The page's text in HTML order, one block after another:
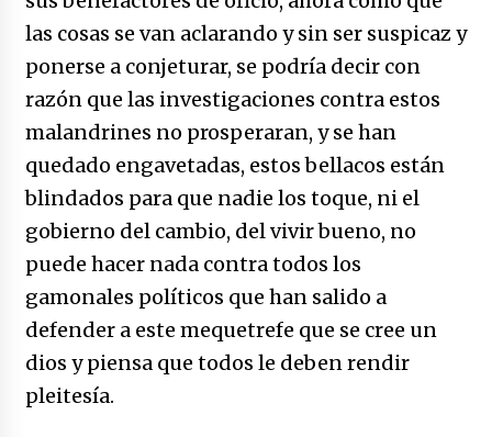
las cosas se van aclarando y sin ser suspicaz y
ponerse a conjeturar, se podría decir con
razón que las investigaciones contra estos
malandrines no prosperaran, y se han
quedado engavetadas, estos bellacos están
blindados para que nadie los toque, ni el
gobierno del cambio, del vivir bueno, no
puede hacer nada contra todos los
gamonales políticos que han salido a
defender a este mequetrefe que se cree un
dios y piensa que todos le deben rendir
pleitesía.